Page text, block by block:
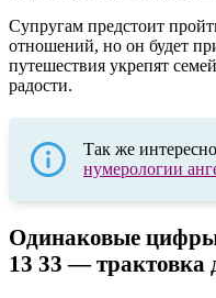
Супругам предстоит
отношений, но он будет
путешествия укрепят
радости.
Так же
нумерологии
Одинаковые
13 33 ― трактовка